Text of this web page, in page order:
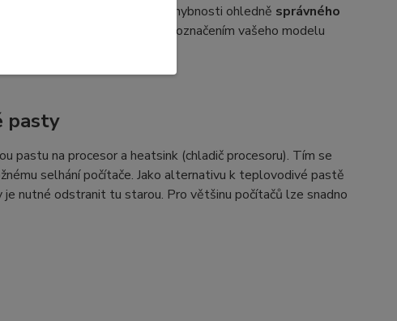
označením. Pokud máte pochybnosti ohledně správného
vadného ventilátoru spolu s označením vašeho modelu
pasty
pastu na procesor a heatsink (chladič procesoru). Tím se
selhání počítače. Jako alternativu k teplovodivé pastě
nutné odstranit tu starou. Pro většinu počítačů lze snadno